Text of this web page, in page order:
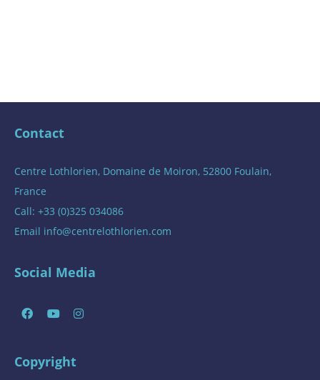
Contact
Centre Lothlorien, Domaine de Moiron, 52800 Foulain,
France
Call: +33 (0)325 034086
Email info@centrelothlorien.com
Social Media
Copyright